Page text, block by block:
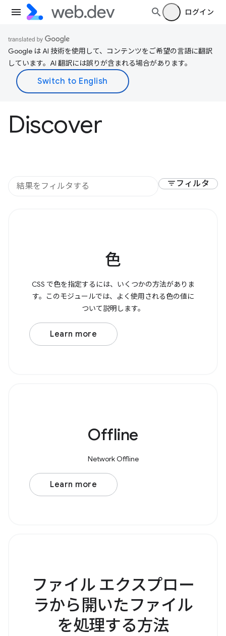
ログイン
Google は AI 技術を使用して、コンテンツをご希望の言語に翻訳
しています。AI 翻訳には誤りが含まれる場合があります。
Discover
filter_list フィルタ
色
CSS で色を指定するには、いくつかの方法がありま
す。このモジュールでは、よく使用される色の値に
ついて説明します。
Learn more
Offline
Network Offline
Learn more
ファイル エクスプロー
ラから開いたファイル
を処理する方法